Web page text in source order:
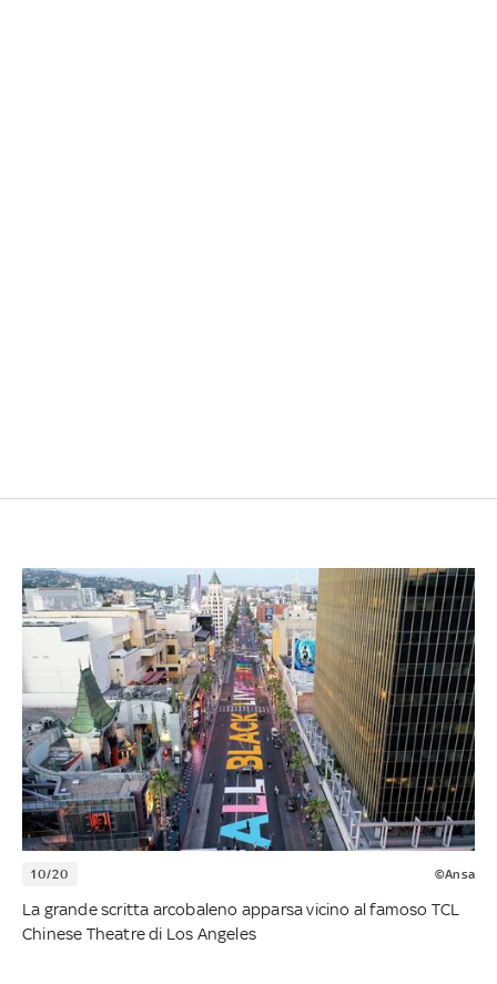
10/20 ©Ansa
La grande scritta arcobaleno apparsa vicino al famoso TCL
Chinese Theatre di Los Angeles